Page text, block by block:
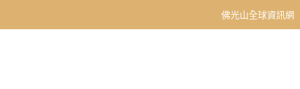
佛光山全球資訊網